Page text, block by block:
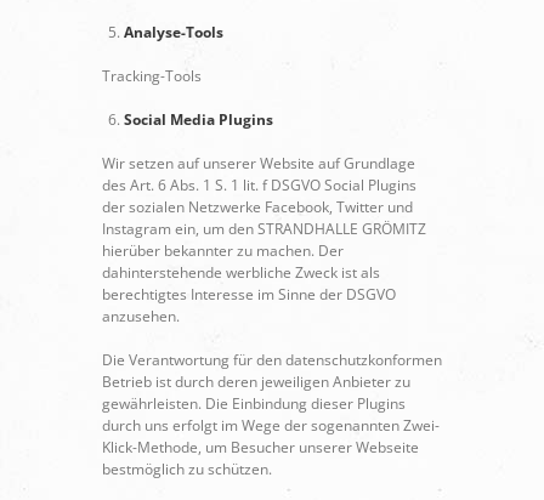
Analyse-Tools
Tracking-Tools
Social Media Plugins
Wir setzen auf unserer Website auf Grundlage
des Art. 6 Abs. 1 S. 1 lit. f DSGVO Social Plugins
der sozialen Netzwerke Facebook, Twitter und
Instagram ein, um den STRANDHALLE GRÖMITZ
hierüber bekannter zu machen. Der
dahinterstehende werbliche Zweck ist als
berechtigtes Interesse im Sinne der DSGVO
anzusehen.
Die Verantwortung für den datenschutzkonformen
Betrieb ist durch deren jeweiligen Anbieter zu
gewährleisten. Die Einbindung dieser Plugins
durch uns erfolgt im Wege der sogenannten Zwei-
Klick-Methode, um Besucher unserer Webseite
bestmöglich zu schützen.